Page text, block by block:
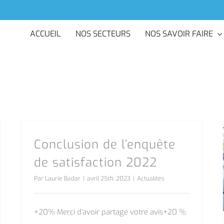
ACCUEIL NOS SECTEURS NOS SAVOIR FAIRE
Conclusion de l’enquête
de satisfaction 2022
Par Laurie Badar | avril 25th, 2023 | Actualités
+20% Merci d'avoir partagé votre avis+20 %